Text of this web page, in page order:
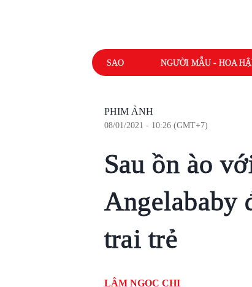
SAO NGƯỜI MẪU - HOA
PHIM ẢNH
08/01/2021 - 10:26 (GMT+7)
Sau ồn ào
Angelababy
trai trẻ
LÂM NGỌC CHI